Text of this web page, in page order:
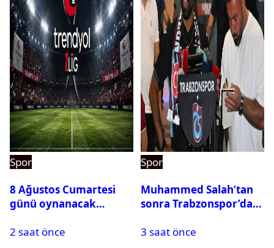
Spor
8 Ağustos Cumartesi
günü oynanacak
2 saat önce
Spor
Muhammed Salah’tan
sonra Trabzonspor’dan
3 saat önce